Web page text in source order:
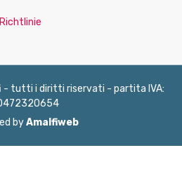
- tutti i diritti riservati - partita IVA:
byAmalfiweb